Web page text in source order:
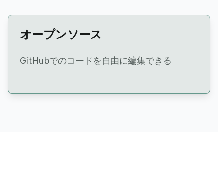
オープンソース
GitHubでのコードを自由に編集できる